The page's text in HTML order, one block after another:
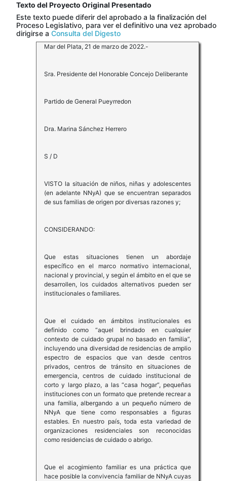
Texto del Proyecto Original Presentado
Este texto puede diferir del aprobado a la finalización del
Proceso Legislativo, para ver el definitivo una vez aprobado
dirigirse a Consulta del Digesto
Mar del Plata, 21 de marzo de 2022.-
Sra. Presidente del Honorable Concejo Deliberante
Partido de General Pueyrredon
Dra. Marina Sánchez Herrero
S / D
VISTO la situación de niños, niñas y adolescentes
(en adelante NNyA) que se encuentran separados
de sus familias de origen por diversas razones y;
CONSIDERANDO:
Que estas situaciones tienen un abordaje
específico en el marco normativo internacional,
nacional y provincial, y según el ámbito en el que se
desarrollen, los cuidados alternativos pueden ser
institucionales o familiares.
Que el cuidado en ámbitos institucionales es
definido como “aquel brindado en cualquier
contexto de cuidado grupal no basado en familia”,
incluyendo una diversidad de residencias de amplio
espectro de espacios que van desde centros
privados, centros de tránsito en situaciones de
emergencia, centros de cuidado institucional de
corto y largo plazo, a las “casa hogar”, pequeñas
instituciones con un formato que pretende recrear a
una familia, albergando a un pequeño número de
NNyA que tiene como responsables a figuras
estables. En nuestro país, toda esta variedad de
organizaciones residenciales son reconocidas
como residencias de cuidado o abrigo.
Que el acogimiento familiar es una práctica que
hace posible la convivencia familiar de NNyA cuyas